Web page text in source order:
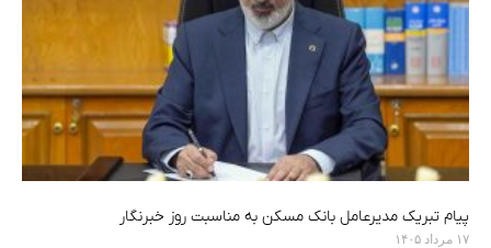
پیام تبریک مدیرعامل بانک مسکن به مناسبت روز خبرنگار
۱۷ مرداد ۱۴۰۵